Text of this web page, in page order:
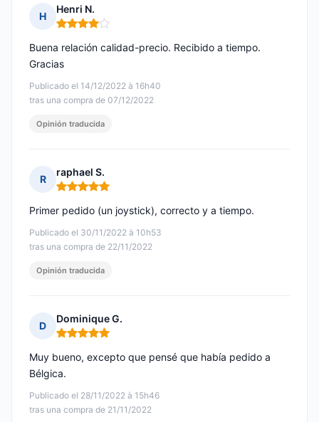
H
Henri N.
Nota: 4 de 5
Publicado el 14/12/2022 à 16h40
tras una compra de 07/12/2022
Buena relación calidad-precio. Recibido a tiempo.
Gracias
Opinión traducida
R
raphael S.
Nota: 5 de 5
Publicado el 30/11/2022 à 10h53
tras una compra de 22/11/2022
Primer pedido (un joystick), correcto y a tiempo.
Opinión traducida
D
Dominique G.
Nota: 5 de 5
Publicado el 28/11/2022 à 15h46
tras una compra de 21/11/2022
Muy bueno, excepto que pensé que había pedido a
Bélgica.